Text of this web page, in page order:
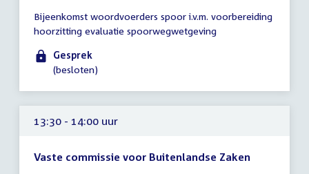
vergadering
13:30
14:30
Bijeenkomst woordvoerders spoor i.v.m. voorbereiding
hoorzitting evaluatie spoorwegwetgeving
Gesprek
(besloten)
13:30 - 14:00 uur
Vaste commissie voor Buitenlandse Zaken